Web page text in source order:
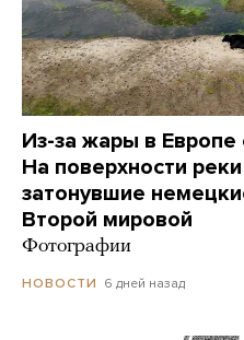
Из-за жары в
На поверхности
затонувшие
Второй мировой
Фотографии
НОВОСТИ 6 дней назад